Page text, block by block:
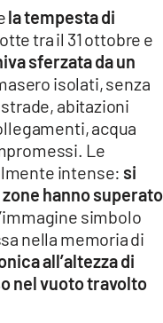
la tempesta di
tra il 31 ottobre e
sferzata da un
isolati, senza
abitazioni
acqua
Le
intense: si
hanno superato
simbolo
nella memoria di
all’altezza di
nel vuoto travolto